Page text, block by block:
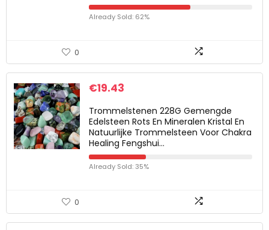
Already Sold: 62%
0
€19.43
Trommelstenen 228G Gemengde
Edelsteen Rots En Mineralen Kristal En
Natuurlijke Trommelsteen Voor Chakra
Healing Fengshui…
Already Sold: 35%
0